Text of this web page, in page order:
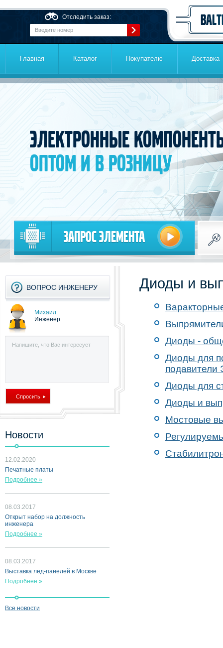
Отследить заказ:
Главная Каталог Покупателю Доставка
Электронные
оптом и в розницу
Запрос элемента
ВОПРОС ИНЖЕНЕРУ
Михаил
Инженер
Новости
12.02.2020
Печатные платы
Подробнее »
08.03.2017
Открыт набор на должность
инженера
Подробнее »
08.03.2017
Выставка лед-панелей в Москве
Подробнее »
Все новости
Диоды и
Диоды -
Диоды для
Диоды для
Диоды и
Мостовые